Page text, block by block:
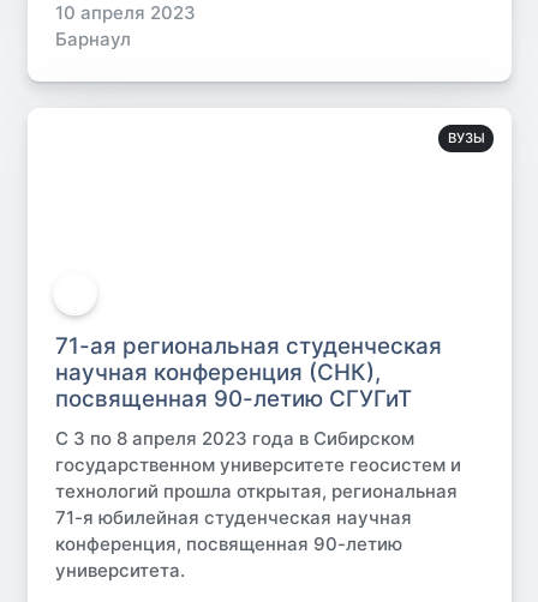
10 апреля 2023
Барнаул
ВУЗЫ
71-ая региональная студенческая
научная конференция (СНК),
посвященная 90-летию СГУГиТ
С 3 по 8 апреля 2023 года в Сибирском
государственном университете геосистем и
технологий прошла открытая, региональная
71-я юбилейная студенческая научная
конференция, посвященная 90-летию
университета.